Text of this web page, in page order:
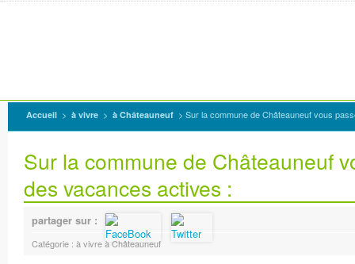
Accueil > à vivre > à Châteauneuf > Sur la commune de Châteauneuf vous
Sur la commune de Châteauneuf
des vacances actives :
partager sur :
Catégorie : à vivre à Châteauneuf